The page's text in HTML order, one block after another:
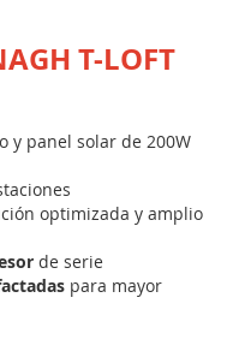
T-LOFT
y panel solar de 200W
optimizada y amplio
de serie
para mayor